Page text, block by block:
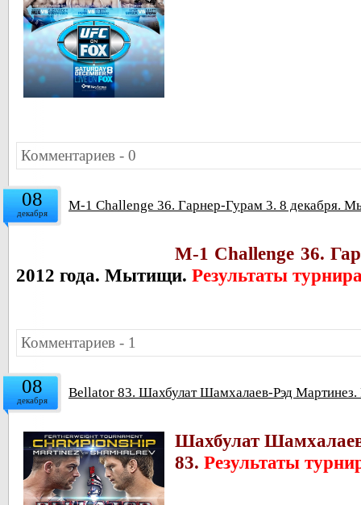
Комментариев - 0
08
декабря M-1 Challenge 36. Гарнер-Гурам 3. 8 декабря.
M-1 Challenge 36.
2012 года. Мытищи. Результаты
Комментариев - 1
08
декабря Bellator 83. Шахбулат Шамхалаев-Рэд Мартинез.
Шахбулат
83. Результаты